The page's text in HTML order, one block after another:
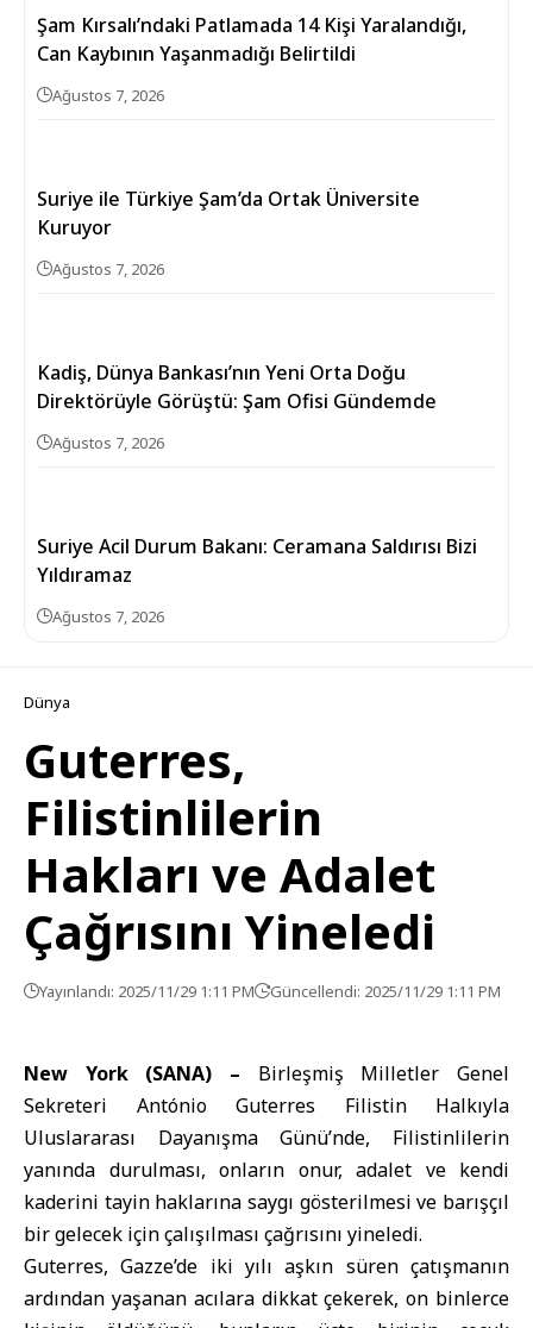
Şam Kırsalı’ndaki Patlamada 14 Kişi Yaralandığı,
Can Kaybının Yaşanmadığı Belirtildi
Ağustos 7, 2026
Suriye ile Türkiye Şam’da Ortak Üniversite
Kuruyor
Ağustos 7, 2026
Kadiş, Dünya Bankası’nın Yeni Orta Doğu
Direktörüyle Görüştü: Şam Ofisi Gündemde
Ağustos 7, 2026
Suriye Acil Durum Bakanı: Ceramana Saldırısı Bizi
Yıldıramaz
Ağustos 7, 2026
Dünya
Guterres,
Filistinlilerin
Hakları ve Adalet
Çağrısını Yineledi
Yayınlandı: 2025/11/29 1:11 PM Güncellendi: 2025/11/29 1:11 PM
New York (SANA) – Birleşmiş Milletler Genel
Sekreteri António Guterres Filistin Halkıyla
Uluslararası Dayanışma Günü’nde, Filistinlilerin
yanında durulması, onların onur, adalet ve kendi
kaderini tayin haklarına saygı gösterilmesi ve barışçıl
bir gelecek için çalışılması çağrısını yineledi.
Guterres, Gazze’de iki yılı aşkın süren çatışmanın
ardından yaşanan acılara dikkat çekerek, on binlerce